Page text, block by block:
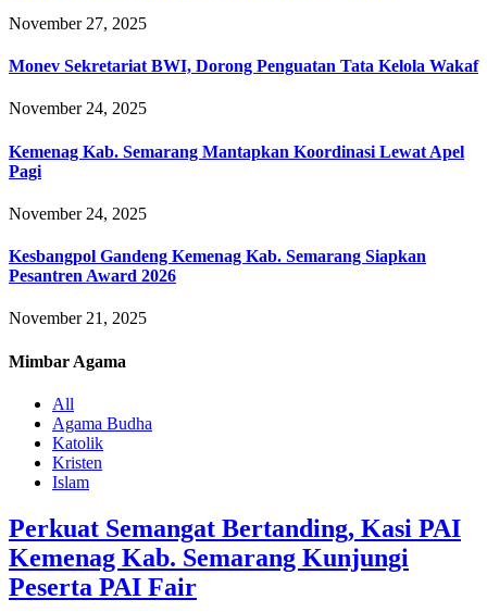
November 27, 2025
Monev Sekretariat BWI, Dorong Penguatan Tata Kelola Wakaf
November 24, 2025
Kemenag Kab. Semarang Mantapkan Koordinasi Lewat Apel
Pagi
November 24, 2025
Kesbangpol Gandeng Kemenag Kab. Semarang Siapkan
Pesantren Award 2026
November 21, 2025
Mimbar Agama
All
Agama Budha
Katolik
Kristen
Islam
Perkuat Semangat Bertanding, Kasi PAI
Kemenag Kab. Semarang Kunjungi
Peserta PAI Fair